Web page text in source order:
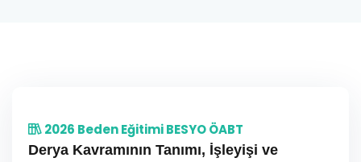
2026 Beden Eğitimi BESYO ÖABT
Derya Kavramının Tanımı, İşleyişi ve